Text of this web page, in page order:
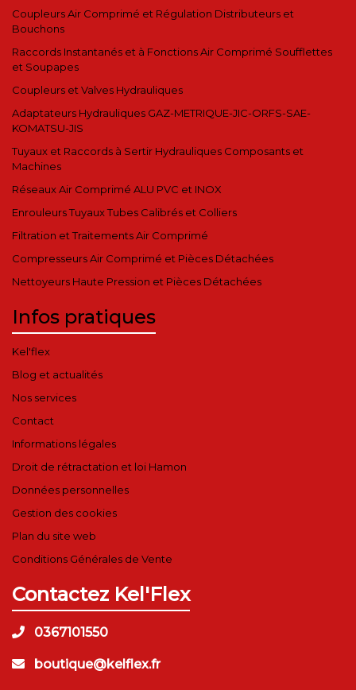
Coupleurs Air Comprimé et Régulation Distributeurs et
Bouchons
Raccords Instantanés et à Fonctions Air Comprimé Soufflettes
et Soupapes
Coupleurs et Valves Hydrauliques
Adaptateurs Hydrauliques GAZ-METRIQUE-JIC-ORFS-SAE-
KOMATSU-JIS
Tuyaux et Raccords à Sertir Hydrauliques Composants et
Machines
Réseaux Air Comprimé ALU PVC et INOX
Enrouleurs Tuyaux Tubes Calibrés et Colliers
Filtration et Traitements Air Comprimé
Compresseurs Air Comprimé et Pièces Détachées
Nettoyeurs Haute Pression et Pièces Détachées
Infos pratiques
Kel'flex
Blog et actualités
Nos services
Contact
Informations légales
Droit de rétractation et loi Hamon
Données personnelles
Gestion des cookies
Plan du site web
Conditions Générales de Vente
Contactez Kel'Flex
0367101550
boutique@kelflex.fr